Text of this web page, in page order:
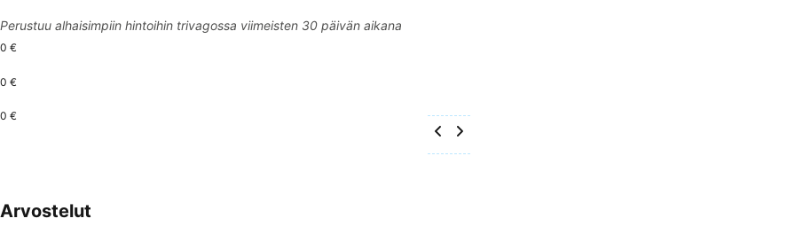
Perustuu alhaisimpiin hintoihin trivagossa viimeisten 30 päivän aikana
0 €
0 €
0 €
Arvostelut